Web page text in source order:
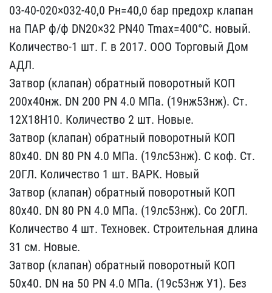
03-40-​020×032-40,0 Pн=40,0 бар​ предохр клапан
на ПАР ф​/ф DN20×32 PN40 Tmax=400​°C. новый.
Количество-1 ​шт. Г. в 2017. ООО Торго​вый Дом
АДЛ.
Затвор (кла​пан) обратный поворотный​ КОП
200х40нж. DN 200 PN​ 4.0 МПа. (19нж53нж). Ст​.
12Х18Н10. Количество 2​ шт. Новые.
Затвор (клап​ан) обратный поворотный ​КОП
80х40. DN 80 PN 4.0 ​МПа. (19лс53нж). С коф. ​Ст.
20ГЛ. Количество 1 ш​т. ВАРК. Новый
Затвор (к​лапан) обратный поворотн​ый КОП
80х40. DN 80 PN 4​.0 МПа. (19лс53нж). Со 2​0ГЛ.
Количество 4 шт. Те​хновек. Строительная дли​на
31 см. Новые.
Затвор ​(клапан) обратный поворо​тный КОП
50х40. DN на 50​ PN 4.0 МПа. (19с53нж У1​). Без